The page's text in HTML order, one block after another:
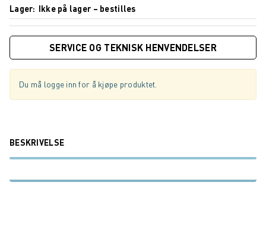
Lager
Ikke på lager – bestilles
SERVICE OG TEKNISK HENVENDELSER
Du må logge inn for å kjøpe produktet.
BESKRIVELSE